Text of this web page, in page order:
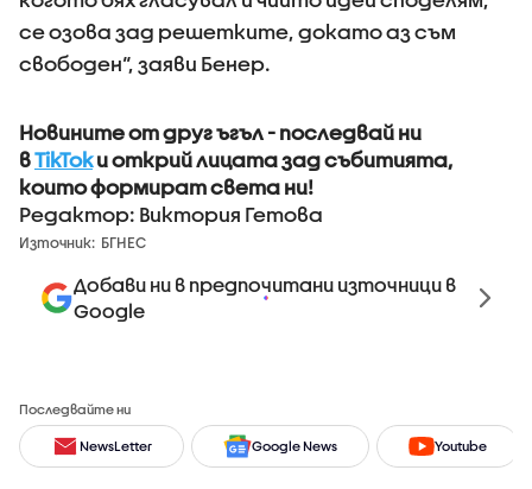
се озова зад решетките, докато аз съм
свободен“, заяви Бенер.
Новините от друг ъгъл - последвай ни
вTikTokи открий лицата зад събитията,
които формират света ни!
Редактор: Виктория Гетова
Източник: БГНЕС
Добави ни в предпочитани източници в
Google
Последвайте ни
NewsLetter Google News Youtube